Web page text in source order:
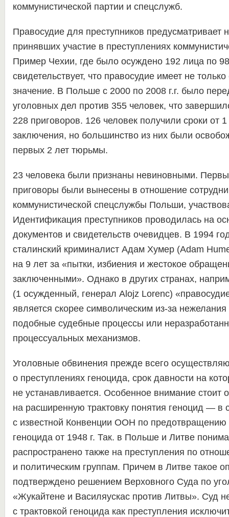
коммунистической партии и спецслужб.
Правосудие для преступников предусматривает
принявших участие в преступлениях
Пример Чехии, где было осуждено 192 лица по
свидетельствует, что правосудие имеет не
значение. В Польше с 2000 по 2008 г.г. было
уголовных дел против 355 человек, что
228 приговоров. 126 человек получили сроки от
заключения, но большинство из них были
первых 2 лет тюрьмы.
23 человека были признаны невиновными.
приговоры были вынесены в отношение
коммунистической спецслужбы Польши,
Идентификация преступников проводилась на
документов и свидетельств очевидцев. В 1994
сталинский криминалист Адам Хумер (Adam
на 9 лет за «пытки, избиения и жестокое
заключенными». Однако в других странах,
(1 осужденный, генерал Alojz Lorenc)
является скорее символическим из-за
подобные судебные процессы или
процессуальных механизмов.
Уголовные обвинения прежде всего
о преступлениях геноцида, срок давности на
не устанавливается. Особенное внимание стоит
на расширенную трактовку понятия геноцид — в
с известной Конвенции ООН по предотвращению
геноцида от 1948 г. Так. в Польше и Литве
распространено также на преступления по
и политическим группам. Причем в Литве такое
подтверждено решением Верховного Суда по
«Жукайтене и Василяускас против Литвы». Суд
с трактовкой геноцида как преступления